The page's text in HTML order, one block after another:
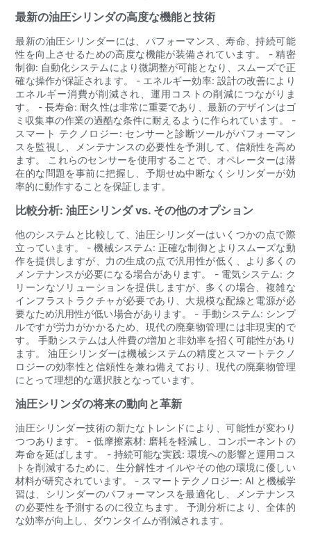
最新の油圧シリンダの高度な機能と技術
最新の油圧シリンダーには、パフォーマンス、寿命、持続可能
性を向上させるための高度な機能が装備されています。 - 精密
制御: 自動化システムにより微調整が可能となり、スムーズで正
確な操作が保証されます。 - エネルギー効率: 設計の改善により
エネルギー消費が削減され、運用コストの削減につながりま
す。 - 長寿命: 耐久性は非常に重要であり、最新のデザインはゴ
ミ収集車の作業の過酷な条件に耐えるように作られています。 -
スマート テクノロジー: センサーと診断ツールがパフォーマン
スを監視し、メンテナンスの必要性を予測して、信頼性を高め
ます。 これらのセンサーを使用することで、オペレーターは潜
在的な問題を事前に把握し、予期せぬ中断なくシリンダーが効
率的に動作することを保証します。
比較分析: 油圧シリンダ vs. その他のオプション
他のシステムと比較して、油圧シリンダーはいくつかの点で際
立っています。 - 機械システム: 正確な制御とよりスムーズな動
作を提供しますが、力の生成の点で汎用性が低く、より多くの
メンテナンスが必要になる場合があります。 - 電気システム: ク
リーンなソリューションを提供しますが、多くの場合、複雑な
インフラストラクチャが必要であり、大規模な配線と電源が必
要なため汎用性が低い場合があります。 - 手動システム: シンプ
ルですが労力がかかるため、現代の廃棄物管理には非現実的で
す。 手動システムは人件費の増加と非効率を招く可能性があり
ます。 油圧シリンダーは機械システムの精度とスマートテクノ
ロジーの効率性と信頼性を兼ね備えており、現代の廃棄物管理
にとって理想的な選択肢となっています。
油圧シリンダの将来の動向と革新
油圧シリンダー技術の新たなトレンドにより、可能性が変わり
つつあります。 - 低摩擦素材: 磨耗を軽減し、コンポーネントの
寿命を延ばします。 - 持続可能な実践: 環境への影響と運用コス
トを削減するために、生分解性オイルやその他の環境に優しい
材料が研究されています。 - スマートテクノロジー: AI と機械学
習は、シリンダーのパフォーマンスを最適化し、メンテナンス
の必要性を予測するのに役立ちます。 予測分析により、全体的
な効率が向上し、ダウンタイムが削減されます。